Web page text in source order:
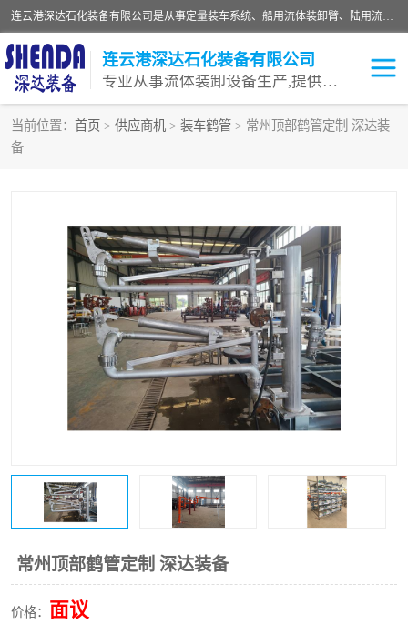
连云港深达石化装备有限公司是从事定量装车系统、船用流体装卸臂、陆用流体装卸臂（鹤管）、活动梯、钢构平台等全系列流体装卸设备的设计、制造、销售以及服务的专业供应商。公司始终以客户为中心，密切跟踪国内外油气储运及装卸设备先进技术的发展，以先进的技术、优质的产品、一流的服务，满足客户需求。
连云港深达石化装备有限公司
专业从事流体装卸设备生产,提供全面解决方案，生产与定制服务
当前位置： 首页 > 供应商机 > 装车鹤管 > 常州顶部鹤管定制 深达装
备
常州顶部鹤管定制 深达装备
价格： 面议
液氨装鹤管 潜油泵鹤管
流体装卸臂 输油臂
撬装鹤管 汽车鹤管